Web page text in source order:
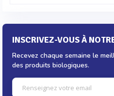
INSCRIVEZ-VOUS À
Recevez chaque semaine le
des produits biologiques.